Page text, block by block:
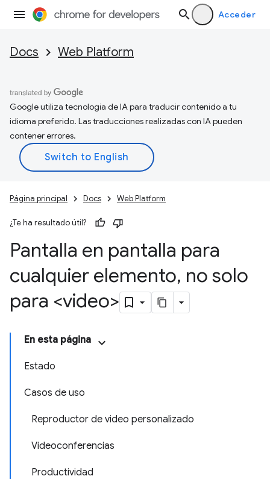
Acceder
Docs Web Platform
Google utiliza tecnología de IA para traducir contenido a tu
idioma preferido. Las traducciones realizadas con IA pueden
contener errores.
Página principal Docs Web Platform
¿Te ha resultado útil?
Pantalla en pantalla para
cualquier elemento, no solo
para <video>
En esta página
Estado
Casos de uso
Reproductor de video personalizado
Videoconferencias
Productividad